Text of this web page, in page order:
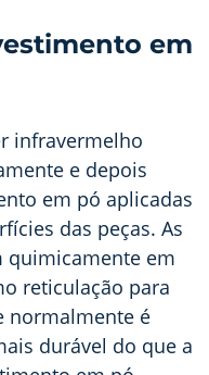
em
infravermelho
e depois
em pó aplicadas
das peças. As
quimicamente em
reticulação para
normalmente é
durável do que a